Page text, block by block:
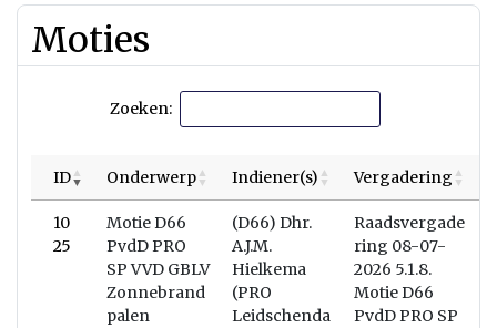
Moties
Zoeken:
ID Onderwerp Indiener(s) Vergadering
10
25
Motie D66
PvdD PRO
SP VVD GBLV
Zonnebrand
palen
(D66) Dhr.
A.J.M.
Hielkema
(PRO
Leidschenda
Raadsvergade
ring 08-07-
2026 5.1.8.
Motie D66
PvdD PRO SP